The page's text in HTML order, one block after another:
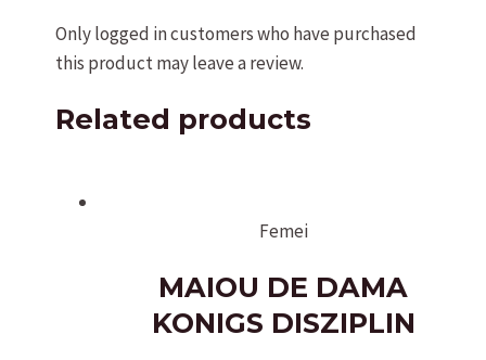
Only logged in customers who have purchased
this product may leave a review.
Related products
Femei
MAIOU DE DAMA
KONIGS DISZIPLIN